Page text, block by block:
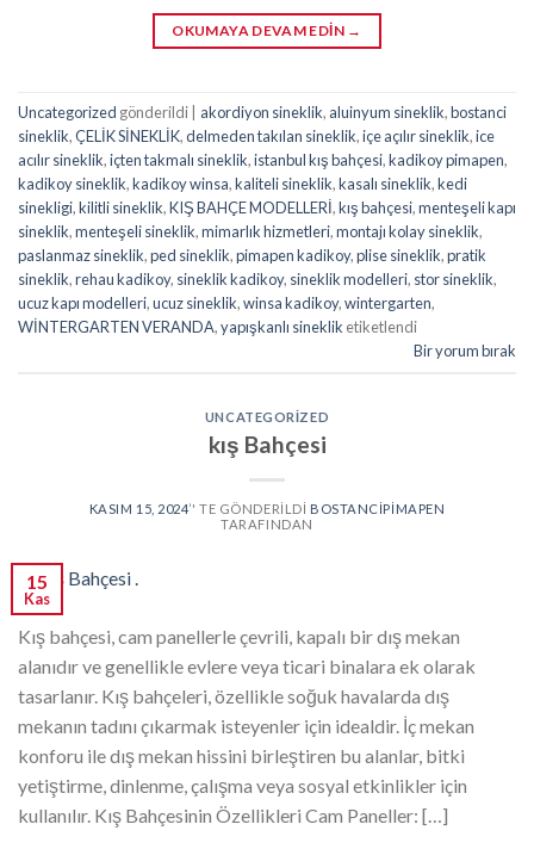
OKUMAYA DEVAM EDIN →
Uncategorized gönderildi akordiyon sineklik, aluinyum sineklik,bostanci
sineklik,ÇELİK SİNEKLİK,delmeden takılan sineklik,içe açılır sineklik,ice
acılır sineklik,içten takmalı sineklik,istanbul kış bahçesi,kadikoy pimapen,
kadikoy sineklik,kadikoy winsa,kaliteli sineklik,kasalı sineklik,kedi
sinekligi,kilitli sineklik,KIŞ BAHÇE MODELLERİ,kış bahçesi,menteşeli kapı
sineklik,menteşeli sineklik,mimarlık hizmetleri,montajı kolay sineklik,
paslanmaz sineklik,ped sineklik,pimapen kadikoy,plise sineklik,pratik
sineklik,rehau kadikoy, sineklik kadikoy, sineklik modelleri, stor sineklik,
ucuz kapı modelleri,ucuz sineklik,winsa kadikoy,wintergarten,
WİNTERGARTEN VERANDA,yapışkanlı sineklik etiketlendi
Bir yorum bırak
UNCATEGORIZED
kış Bahçesi
KASIM 15, 2024’' TE GÖNDERILDI BOSTANCIPIMAPEN
TARAFINDAN
15
Kas
Kış bahçesi, cam panellerle çevrili, kapalı bir dış mekan
alanıdır ve genellikle evlere veya ticari binalara ek olarak
tasarlanır. Kış bahçeleri, özellikle soğuk havalarda dış
mekanın tadını çıkarmak isteyenler için idealdir. İç mekan
konforu ile dış mekan hissini birleştiren bu alanlar, bitki
yetiştirme, dinlenme, çalışma veya sosyal etkinlikler için
kullanılır. Kış Bahçesinin Özellikleri Cam Paneller: […]